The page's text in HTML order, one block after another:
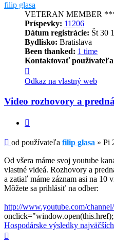
filip glasa
VETERAN MEMBER
Príspevky: 11206
Dátum registrácie: Št 30
Bydlisko: Bratislava
Been thanked: 1 time
Kontaktovať
informácie
používateľa
filip
Odkaz na vlastný web
Video rozhovory a
Príspevok
od používateľa filip glasa » Pi
Od všera máme svoj youtube
vlastné videá. Rozhovory a
a zatiaľ máme záznam asi na 10
Môžete sa prihlásiť na odber:
http://www.youtube.com/
Hospodárske výsledky